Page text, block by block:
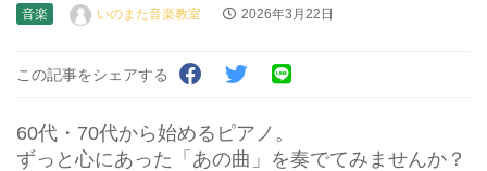
音楽 いのまた音楽教室 2026年3月22日
この記事をシェアする
60代・70代から始めるピアノ。
ずっと心にあった「あの曲」を奏でてみませんか？